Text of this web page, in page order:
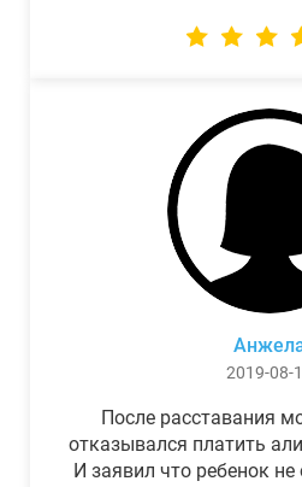
2019-08-
После расставания
отказывался платить
И заявил что ребенок